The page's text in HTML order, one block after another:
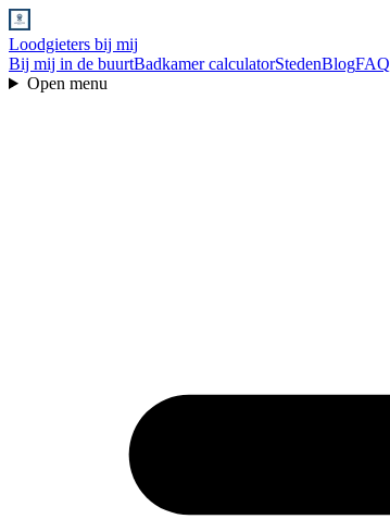
Loodgieters bij mij
Bij mij in de buurtBadkamer calculatorStedenBlogFAQ
Open menu